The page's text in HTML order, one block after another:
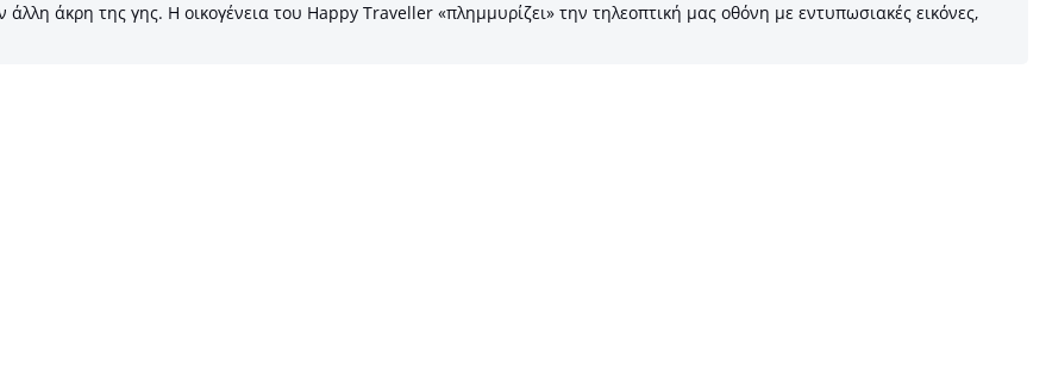
άκρη της γης. Η οικογένεια του Happy Traveller «πλημμυρίζει» την τηλεοπτική μας οθόνη με εντυπωσιακές εικόνες,